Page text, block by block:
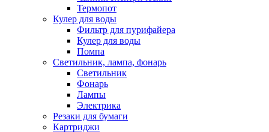
Термопот
Кулер для воды
Фильтр для пурифайера
Кулер для воды
Помпа
Светильник, лампа, фонарь
Светильник
Фонарь
Лампы
Электрика
Резаки для бумаги
Картриджи